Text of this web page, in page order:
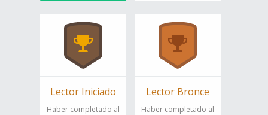
Lector Iniciado
Haber completado al
Lector Bronce
Haber completado al